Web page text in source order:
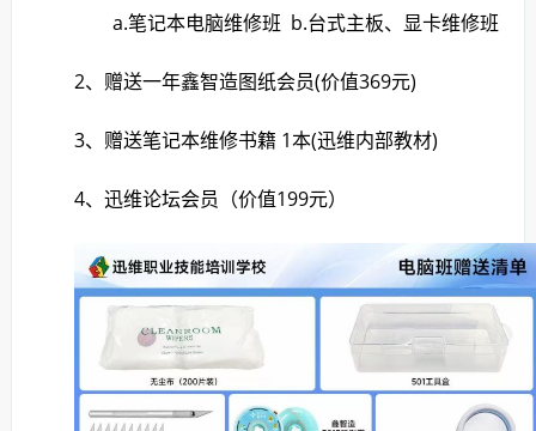
a.笔记本电脑维修班 b.台式主板、显卡维修班
2、赠送一年鑫智造图纸会员(价值369元)
3、赠送笔记本维修书籍 1本(迅维内部教材)
4、迅维论坛会员（价值199元）